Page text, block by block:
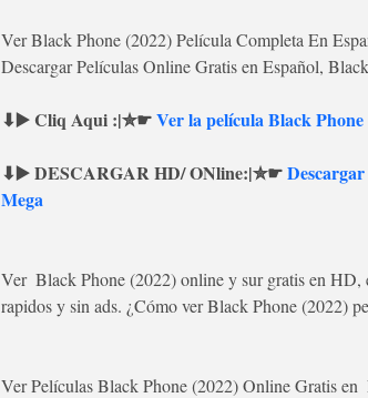
Ver Black Phone (2022) Película Completa En
Descargar Películas Online Gratis en Español,
⬇▶️ Cliq Aqui :|✮☛ Ver la película Black
⬇▶️ DESCARGAR HD/ ONline:|✮☛
Mega
Ver  Black Phone (2022) online y sur gratis en HD,
rapidos y sin ads. ¿Cómo ver Black Phone (2022)
Ver Películas Black Phone (2022) Online Gratis